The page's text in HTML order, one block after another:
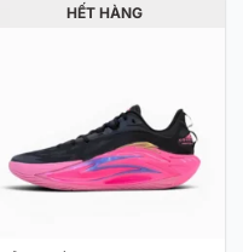
HẾT HÀNG